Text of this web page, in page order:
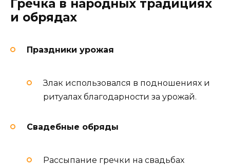
Гречка в народных традициях
и обрядах
Праздники урожая
Злак использовался в подношениях и
ритуалах благодарности за урожай.
Свадебные обряды
Рассыпание гречки на свадьбах